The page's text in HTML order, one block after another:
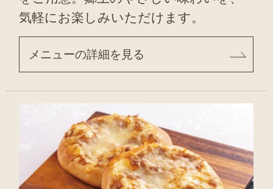
気軽にお楽しみいただけます。
メニューの詳細を見る